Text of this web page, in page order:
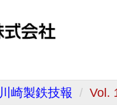
川崎製鉄技報 Vol.